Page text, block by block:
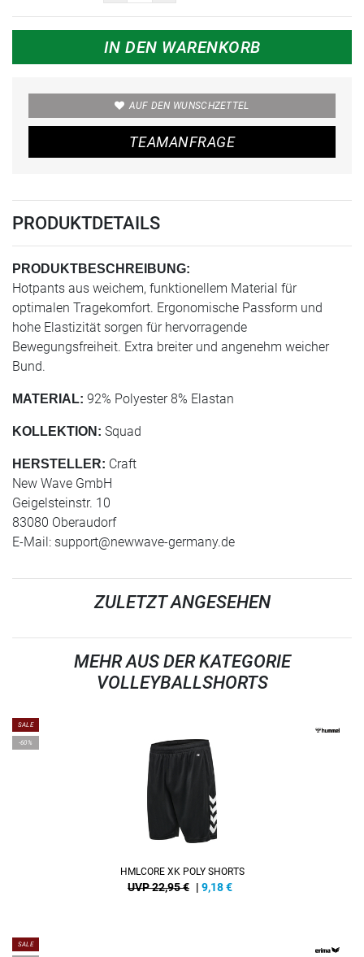
IN DEN WARENKORB
AUF DEN WUNSCHZETTEL
TEAMANFRAGE
PRODUKTDETAILS
PRODUKTBESCHREIBUNG:
Hotpants aus weichem, funktionellem Material für
optimalen Tragekomfort. Ergonomische Passform und
hohe Elastizität sorgen für hervorragende
Bewegungsfreiheit. Extra breiter und angenehm weicher
Bund.
MATERIAL: 92% Polyester 8% Elastan
KOLLEKTION: Squad
HERSTELLER: Craft
New Wave GmbH
Geigelsteinstr. 10
83080 Oberaudorf
E-Mail: support@newwave-germany.de
ZULETZT ANGESEHEN
MEHR AUS DER KATEGORIE
VOLLEYBALLSHORTS
SALE
-60%
HMLCORE XK POLY SHORTS
UVP 22,95 € | 9,18€
SALE